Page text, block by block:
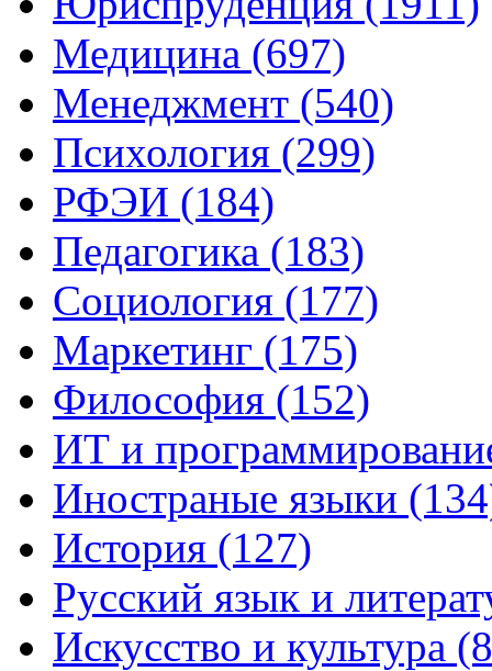
Медицина (697)
Менеджмент (540)
Психология (299)
РФЭИ (184)
Педагогика (183)
Социология (177)
Маркетинг (175)
Философия (152)
ИТ и
Иностраные языки
История (127)
Русский язык и
Искусство и культура